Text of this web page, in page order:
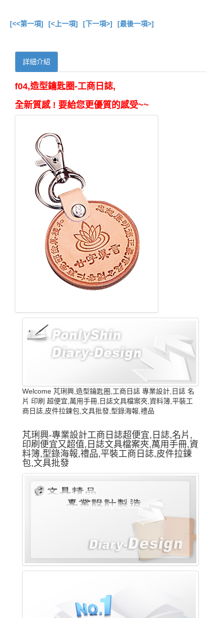
[<<第一項] [<上一項] [下一項>] [最後一項>]
詳細介紹
f04,造型鑰匙圈-工商日誌,
全新質感 ! 要給您更優質的感受~~
Welcome 芃琍興,造型鑰匙圈,工商日誌 專業設計,日誌 名
片 印刷 超便宜,萬用手冊,日誌文具檔案夾,資料簿,平裝工
商日誌,皮件拉鍊包,文具批發,型錄海報,禮品
芃琍興-專業設計工商日誌超便宜,日誌,名片,
印刷便宜又超值,日誌文具檔案夾,萬用手冊,資
料簿,型錄海報,禮品,平裝工商日誌,皮件拉鍊
包,文具批發